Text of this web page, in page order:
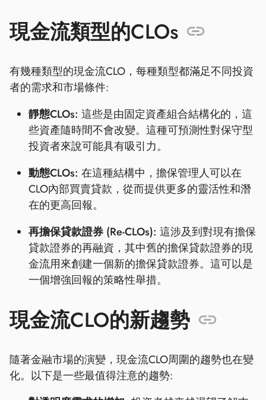
現金流類型的CLOs
有幾種類型的現金流CLO，每種類型都滿足不同投資
者的需求和市場條件:
靜態CLOs: 這些是由固定資產組合結構化的，這
些資產隨時間不會改變。這種可預測性對保守型
投資者來說可能具有吸引力。
動態CLOs: 在這種結構中，擔保管理人可以在
CLO內部買賣貸款，從而提供更多的靈活性和潛
在的更高回報。
再擔保貸款證券 (Re-CLOs): 這涉及到對現有擔保
貸款證券的再融資，其中舊的擔保貸款證券的現
金流用來創建一個新的擔保貸款證券。這可以是
一個增強回報的策略性舉措。
現金流CLO的新趨勢
隨著金融市場的演變，現金流CLO周圍的趨勢也在變
化。以下是一些最值得注意的趨勢: